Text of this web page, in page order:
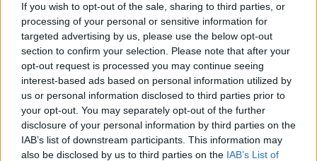
If you wish to opt-out of the sale, sharing to third parties, or
processing of your personal or sensitive information for
targeted advertising by us, please use the below opt-out
section to confirm your selection. Please note that after your
opt-out request is processed you may continue seeing
interest-based ads based on personal information utilized by
us or personal information disclosed to third parties prior to
your opt-out. You may separately opt-out of the further
disclosure of your personal information by third parties on the
IAB’s list of downstream participants. This information may
also be disclosed by us to third parties on the IAB’s List of
¿Cómo mejorar el sueño del bebé desde un
enfoque respetuoso?
LEER